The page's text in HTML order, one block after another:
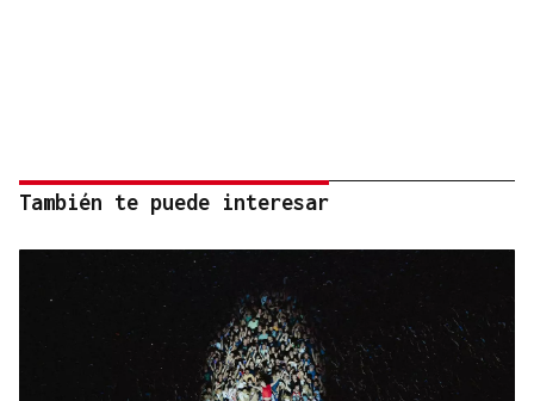
También te puede interesar